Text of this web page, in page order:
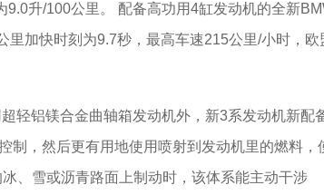
升/100公里。 配备高功用4缸发动机的全新
加快时刻为9.7秒，最高车速215公里/小时，
铝镁合金曲轴箱发动机外，新3系发动机新配
，然后更有用地使用喷射到发动机里的燃料，
、雪或沥青路面上制动时，该体系能主动干涉